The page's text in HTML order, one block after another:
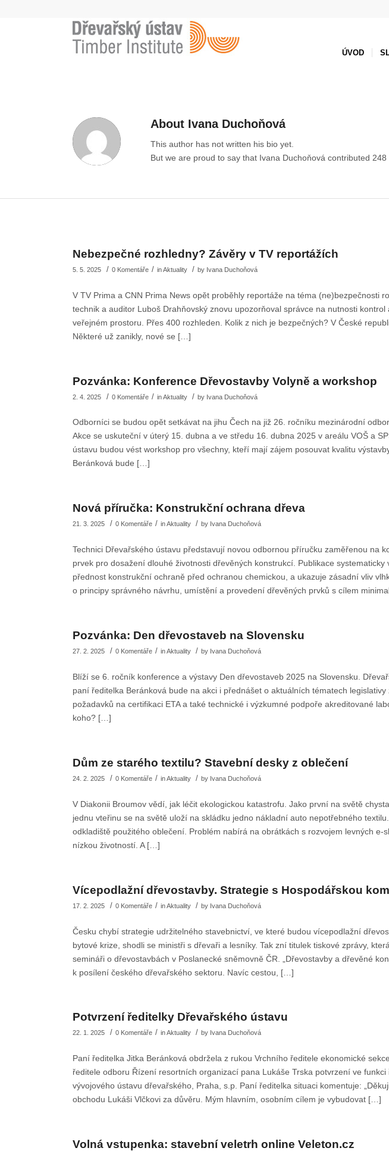
ÚVOD
About Ivana Duchoňová
This author has not written his bio yet.
But we are proud to say that Ivana Duchoňová contributed 248
Nebezpečné rozhledny? Závěry v TV reportážích
5. 5. 2025 / 0 Komentáře / inAktuality / by Ivana Duchoňová
V TV Prima a CNN Prima News opět proběhly reportáže na téma (ne)bezpečnosti
technik a auditor Luboš Drahňovský znovu upozorňoval správce na nutnosti
veřejném prostoru. Přes 400 rozhleden. Kolik z nich je bezpečných? V České
Některé už zanikly, nové se […]
Pozvánka: Konference Dřevostavby Volyně a workshop
2. 4. 2025 / 0 Komentáře / inAktuality / by Ivana Duchoňová
Odborníci se budou opět setkávat na jihu Čech na již 26. ročníku mezinárodní
Akce se uskuteční v úterý 15. dubna a ve středu 16. dubna 2025 v areálu VOŠ a
ústavu budou vést workshop pro všechny, kteří mají zájem posouvat kvalitu
Beránková bude […]
Nová příručka: Konstrukční ochrana dřeva
21. 3. 2025 / 0 Komentáře / inAktuality / by Ivana Duchoňová
Technici Dřevařského ústavu představují novou odbornou příručku zaměřenou na
prvek pro dosažení dlouhé životnosti dřevěných konstrukcí. Publikace systematicky
přednost konstrukční ochraně před ochranou chemickou, a ukazuje zásadní vliv
o principy správného návrhu, umístění a provedení dřevěných prvků s cílem
Pozvánka: Den dřevostaveb na Slovensku
27. 2. 2025 / 0 Komentáře / inAktuality / by Ivana Duchoňová
Blíží se 6. ročník konference a výstavy Den dřevostaveb 2025 na Slovensku.
paní ředitelka Beránková bude na akci i přednášet o aktuálních tématech legislativy
požadavků na certifikaci ETA a také technické i výzkumné podpoře akreditované
koho? […]
Dům ze starého textilu? Stavební desky z oblečení
24. 2. 2025 / 0 Komentáře / inAktuality / by Ivana Duchoňová
V Diakonii Broumov vědí, jak léčit ekologickou katastrofu. Jako první na světě
jednu vteřinu se na světě uloží na skládku jedno nákladní auto nepotřebného
odkladiště použitého oblečení. Problém nabírá na obrátkách s rozvojem levných e-
nízkou životností. A […]
Vícepodlažní dřevostavby. Strategie s Hospodářskou
17. 2. 2025 / 0 Komentáře / inAktuality / by Ivana Duchoňová
Česku chybí strategie udržitelného stavebnictví, ve které budou vícepodlažní
bytové krize, shodli se ministři s dřevaři a lesníky. Tak zní titulek tiskové zprávy,
semináři o dřevostavbách v Poslanecké sněmovně ČR. „Dřevostavby a dřevěné
k posílení českého dřevařského sektoru. Navíc cestou, […]
Potvrzení ředitelky Dřevařského ústavu
22. 1. 2025 / 0 Komentáře / inAktuality / by Ivana Duchoňová
Paní ředitelka Jitka Beránková obdržela z rukou Vrchního ředitele ekonomické
ředitele odboru Řízení resortních organizací pana Lukáše Trska potvrzení ve funkci
vývojového ústavu dřevařského, Praha, s.p. Paní ředitelka situaci komentuje:
obchodu Lukáši Vlčkovi za důvěru. Mým hlavním, osobním cílem je vybudovat […]
Volná vstupenka: stavební veletrh online Veleton.cz